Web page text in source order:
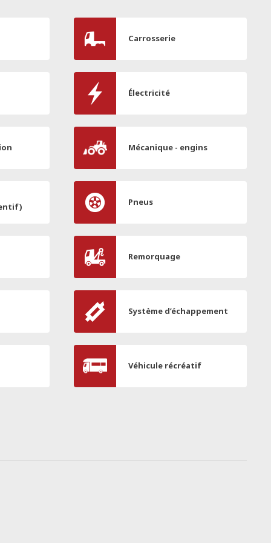
Carrosserie
Électricité
Mécanique - engins
Pneus
Remorquage
Système d’échappement
Véhicule récréatif